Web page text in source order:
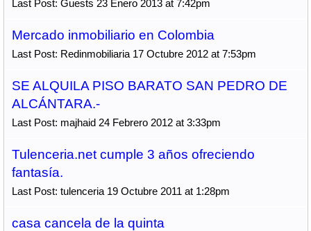
Last Post: Guests 23 Enero 2013 at 7:42pm
Mercado inmobiliario en Colombia
Last Post: Redinmobiliaria 17 Octubre 2012 at 7:53pm
SE ALQUILA PISO BARATO SAN PEDRO DE
ALCÁNTARA.-
Last Post: majhaid 24 Febrero 2012 at 3:33pm
Tulenceria.net cumple 3 años ofreciendo
fantasía.
Last Post: tulenceria 19 Octubre 2011 at 1:28pm
casa cancela de la quinta